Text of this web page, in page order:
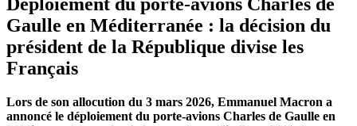
Gaulle en Méditerranée : la décision du
président de la République divise les
Français
Lors de son allocution du 3 mars 2026, Emmanuel Macron a
annoncé le déploiement du porte-avions Charles de Gaulle en